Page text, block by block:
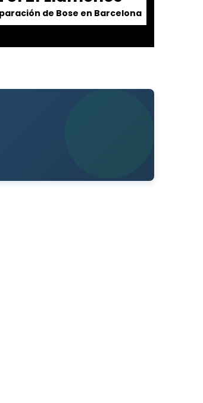
de Bose en Barcelona